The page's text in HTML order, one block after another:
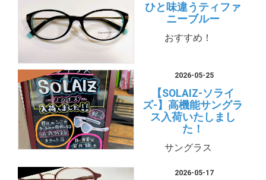
ひと味違うティファ
ニーブルー
おすすめ！
2026-05-25
【SOLAIZ-ソライ
ズ-】高機能サングラ
ス入荷いたしまし
た！
サングラス
2026-05-17